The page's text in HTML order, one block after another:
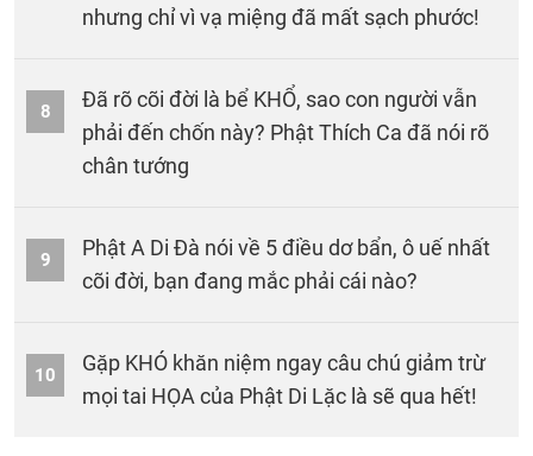
nhưng chỉ vì vạ miệng đã mất sạch phước!
8
Đã rõ cõi đời là bể KHỔ, sao con người vẫn
phải đến chốn này? Phật Thích Ca đã nói rõ
chân tướng
9
Phật A Di Đà nói về 5 điều dơ bẩn, ô uế nhất
cõi đời, bạn đang mắc phải cái nào?
10
Gặp KHÓ khăn niệm ngay câu chú giảm trừ
mọi tai HỌA của Phật Di Lặc là sẽ qua hết!